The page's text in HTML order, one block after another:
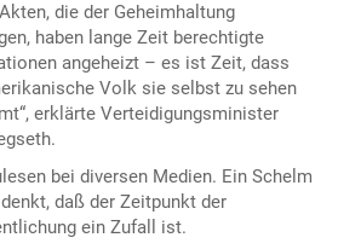
die der Geheimhaltung
haben lange Zeit berechtigte
angeheizt – es ist Zeit, dass
Volk sie selbst zu sehen
erklärte Verteidigungsminister
bei diversen Medien. Ein Schelm
daß der Zeitpunkt der
ein Zufall ist.